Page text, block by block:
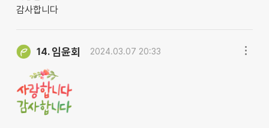
감사합니다
14. 임윤회 2024.03.07 20:33